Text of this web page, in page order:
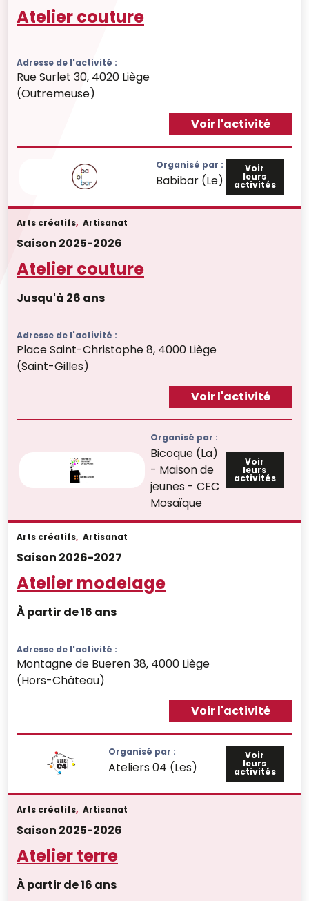
Organisé par :
Babibar (Le)
Voir
leurs
activités
Atelier couture
Adresse de l'activité :
Rue Surlet 30, 4020 Liège
(Outremeuse)
Voir l'activité
Organisé par :
Bicoque (La)
- Maison de
jeunes - CEC
Mosaïque
Voir
leurs
activités
Arts créatifs, Artisanat
Saison 2025-2026
Atelier couture
Jusqu'à 26 ans
Adresse de l'activité :
Place Saint-Christophe 8, 4000 Liège
(Saint-Gilles)
Voir l'activité
Organisé par :
Ateliers 04 (Les)
Voir
leurs
activités
Arts créatifs, Artisanat
Saison 2026-2027
Atelier modelage
À partir de 16 ans
Adresse de l'activité :
Montagne de Bueren 38, 4000 Liège
(Hors-Château)
Voir l'activité
Arts créatifs, Artisanat
Saison 2025-2026
Atelier terre
À partir de 16 ans